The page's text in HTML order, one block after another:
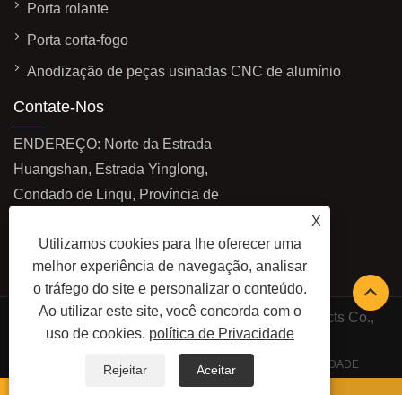
X
Utilizamos cookies para lhe oferecer uma
melhor experiência de navegação, analisar
o tráfego do site e personalizar o conteúdo.
Ao utilizar este site, você concorda com o
uso de cookies. política de Privacidade
Rejeitar Aceitar
Porta rolante
Porta corta-fogo
Anodização de peças usinadas CNC de alumínio
Contate-Nos
ENDEREÇO: Norte da Estrada
Huangshan, Estrada Yinglong,
Condado de Linqu, Província de
E-MAIL:mingjuejinshu@gmail.com
+86-13406463210
Copyright © 2026 Shandong Mingjue Metal Products Co.,
Ltd. Todos os direitos reservados.
SITEMAP RSS POLÍTICA DE PRIVACIDADE